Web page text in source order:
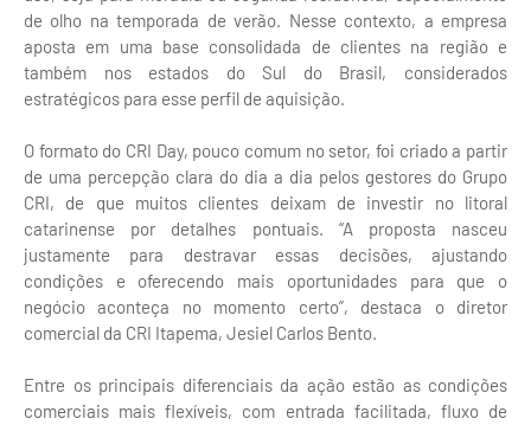
de olho na temporada de verão. Nesse contexto, a empresa
aposta em uma base consolidada de clientes na região e
também nos estados do Sul do Brasil, considerados
estratégicos para esse perfil de aquisição.
O formato do CRI Day, pouco comum no setor, foi criado a partir
de uma percepção clara do dia a dia pelos gestores do Grupo
CRI, de que muitos clientes deixam de investir no litoral
catarinense por detalhes pontuais. “A proposta nasceu
justamente para destravar essas decisões, ajustando
condições e oferecendo mais oportunidades para que o
negócio aconteça no momento certo”, destaca o diretor
comercial da CRI Itapema, Jesiel Carlos Bento.
Entre os principais diferenciais da ação estão as condições
comerciais mais flexíveis, com entrada facilitada, fluxo de